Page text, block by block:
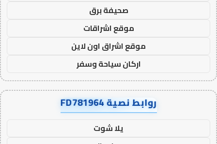
صحيفة برق
موقع اشراقات
موقع اشراق اون لاين
اركان سياحة وسفر
روابط نصية FD781964
يلا شوت